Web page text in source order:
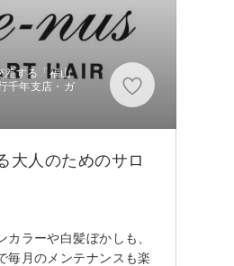
差する「福山
千年支店・ガ
大人のためのサロ
ラーや白髪ぼかしも、
毎月のメンテナンスも楽